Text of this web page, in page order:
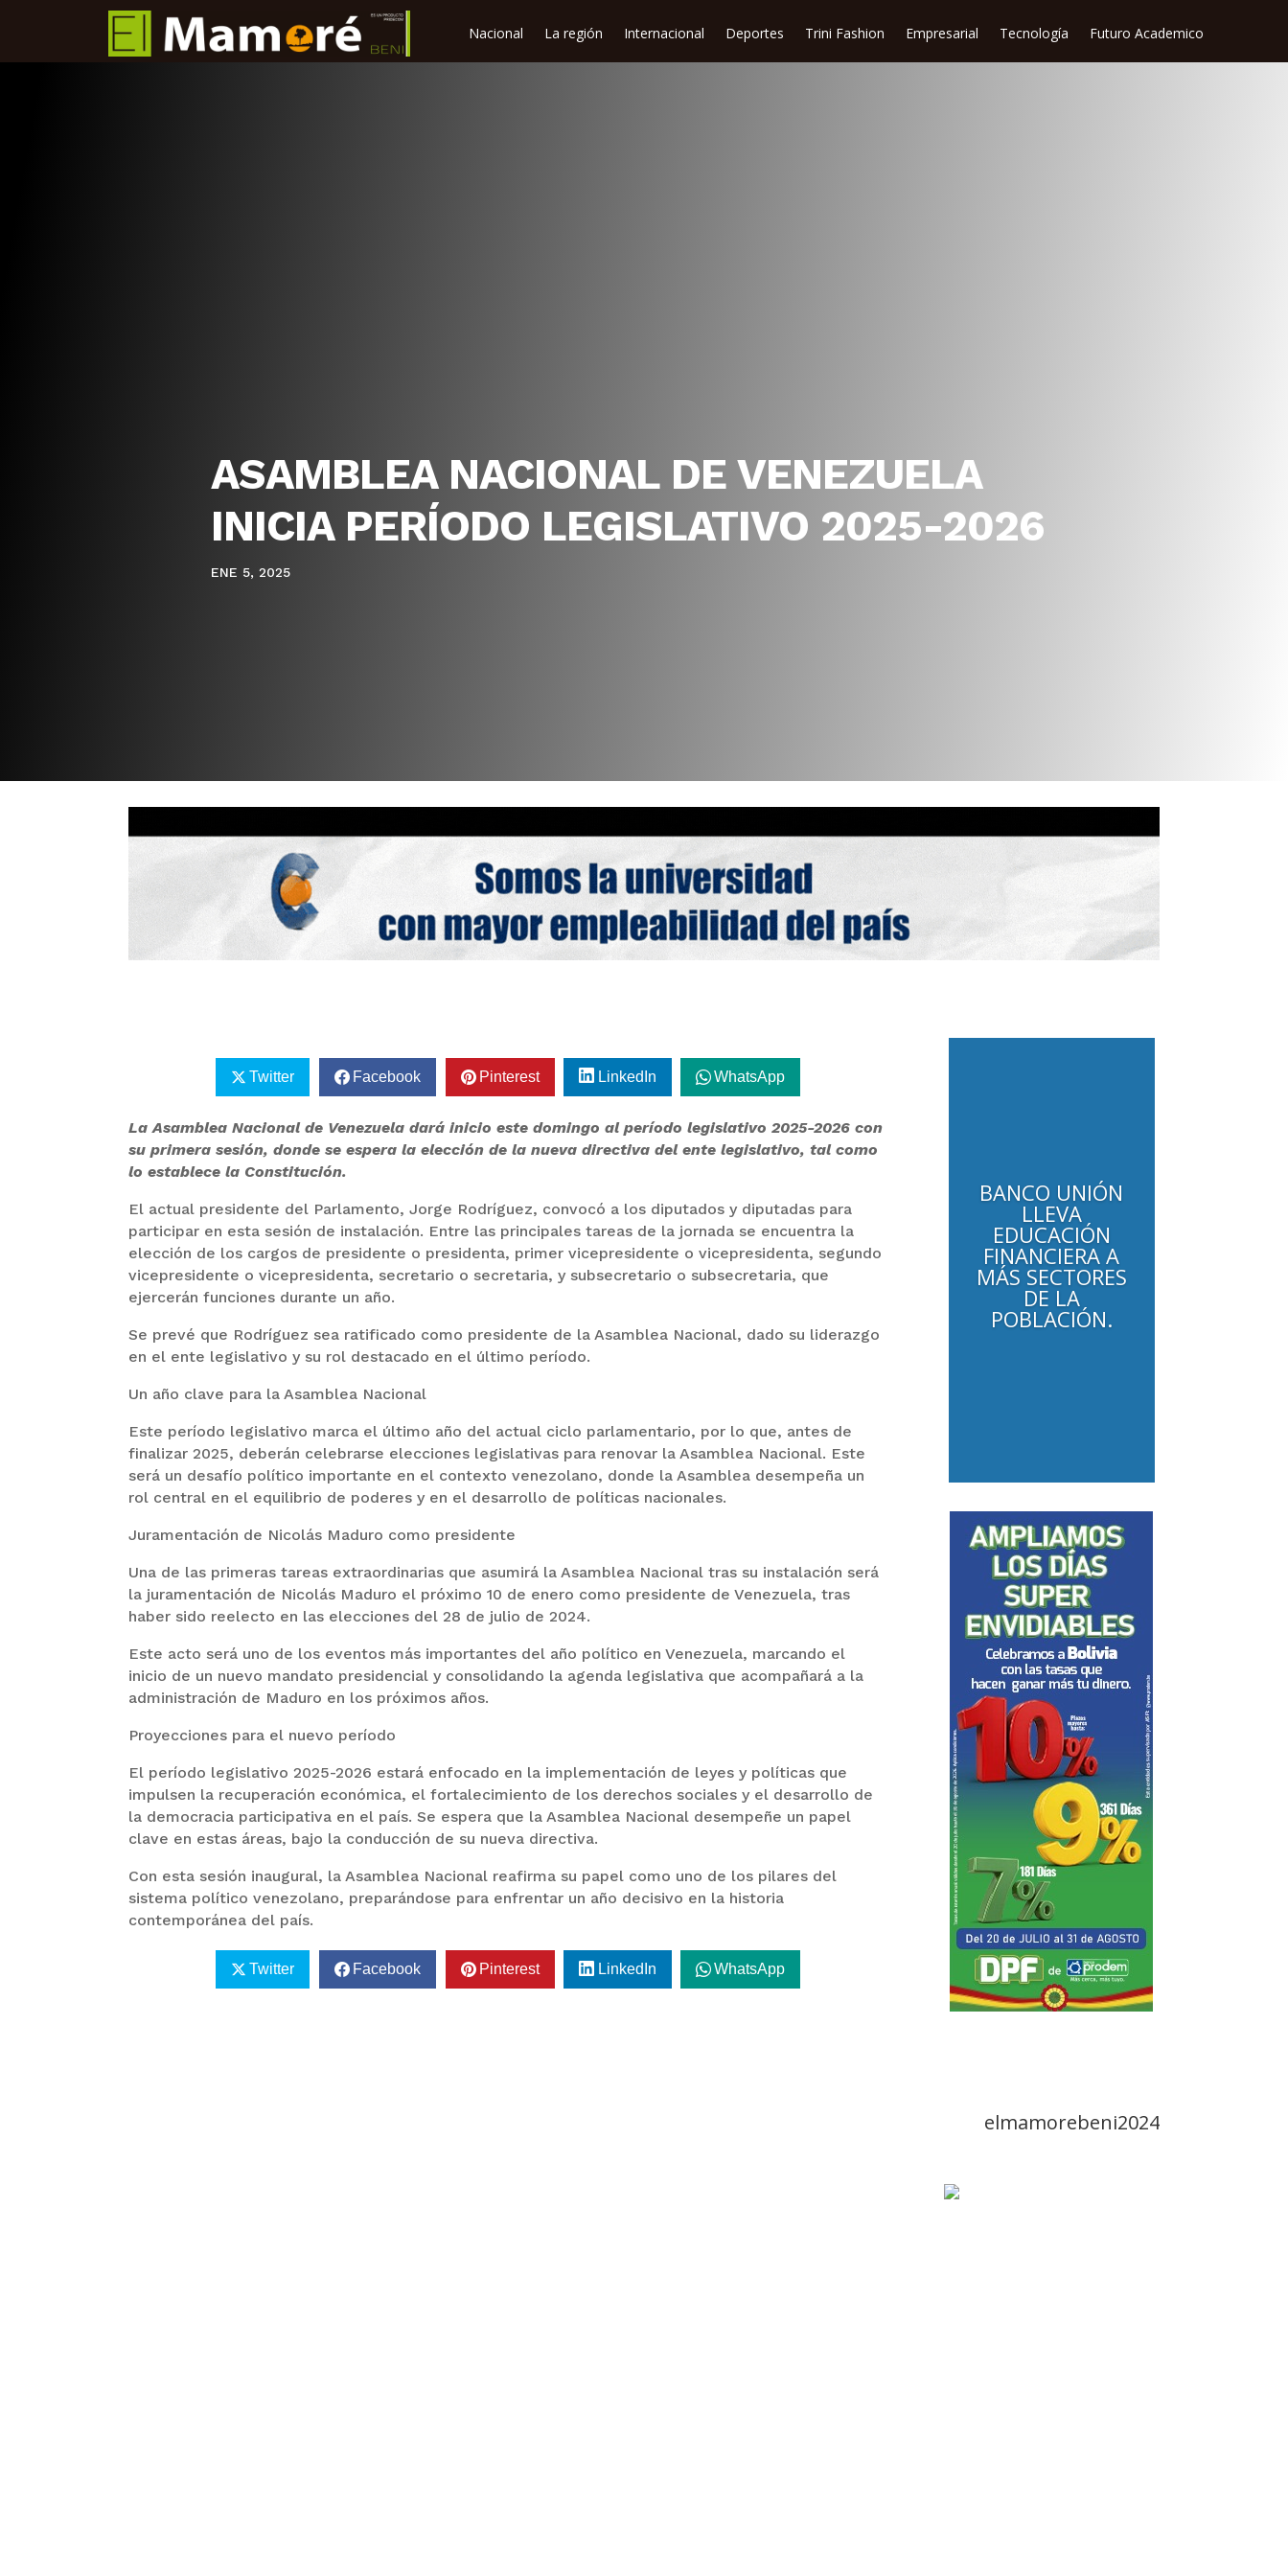
Nacional La región Internacional Deportes Trini Fashion Empresarial Tecnología Futuro Academico
ASAMBLEA NACIONAL DE VENEZUELA
INICIA PERÍODO LEGISLATIVO 2025-2026
ENE 5, 2025
Twitter Facebook Pinterest LinkedIn WhatsApp
La Asamblea Nacional de Venezuela dará inicio este domingo al período legislativo 2025-2026 con
su primera sesión, donde se espera la elección de la nueva directiva del ente legislativo, tal como
lo establece la Constitución.
El actual presidente del Parlamento, Jorge Rodríguez, convocó a los diputados y diputadas para
participar en esta sesión de instalación. Entre las principales tareas de la jornada se encuentra la
elección de los cargos de presidente o presidenta, primer vicepresidente o vicepresidenta, segundo
vicepresidente o vicepresidenta, secretario o secretaria, y subsecretario o subsecretaria, que
ejercerán funciones durante un año.
Se prevé que Rodríguez sea ratificado como presidente de la Asamblea Nacional, dado su liderazgo
en el ente legislativo y su rol destacado en el último período.
Un año clave para la Asamblea Nacional
Este período legislativo marca el último año del actual ciclo parlamentario, por lo que, antes de
finalizar 2025, deberán celebrarse elecciones legislativas para renovar la Asamblea Nacional. Este
será un desafío político importante en el contexto venezolano, donde la Asamblea desempeña un
rol central en el equilibrio de poderes y en el desarrollo de políticas nacionales.
Juramentación de Nicolás Maduro como presidente
Una de las primeras tareas extraordinarias que asumirá la Asamblea Nacional tras su instalación será
la juramentación de Nicolás Maduro el próximo 10 de enero como presidente de Venezuela, tras
haber sido reelecto en las elecciones del 28 de julio de 2024.
Este acto será uno de los eventos más importantes del año político en Venezuela, marcando el
inicio de un nuevo mandato presidencial y consolidando la agenda legislativa que acompañará a la
administración de Maduro en los próximos años.
Proyecciones para el nuevo período
El período legislativo 2025-2026 estará enfocado en la implementación de leyes y políticas que
impulsen la recuperación económica, el fortalecimiento de los derechos sociales y el desarrollo de
la democracia participativa en el país. Se espera que la Asamblea Nacional desempeñe un papel
clave en estas áreas, bajo la conducción de su nueva directiva.
Con esta sesión inaugural, la Asamblea Nacional reafirma su papel como uno de los pilares del
sistema político venezolano, preparándose para enfrentar un año decisivo en la historia
contemporánea del país.
Twitter Facebook Pinterest LinkedIn WhatsApp
BANCO UNIÓN
LLEVA
EDUCACIÓN
FINANCIERA A
MÁS SECTORES
DE LA
POBLACIÓN.
elmamorebeni2024